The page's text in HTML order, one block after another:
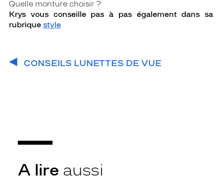
Quelle monture choisir ?
Krys vous conseille pas à pas également dans sa
rubrique style
CONSEILS LUNETTES DE VUE
A lire aussi